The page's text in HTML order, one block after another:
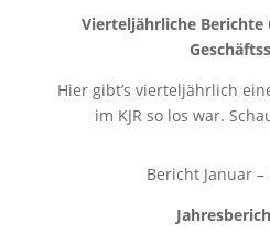
Vierteljährliche
Hier gibt’s vierteljährlich
im KJR so los war.
Bericht Januar